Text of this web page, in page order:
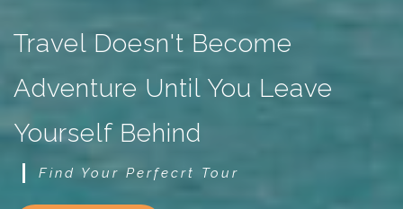
Travel Doesn't Become
Adventure Until You Leave
Yourself Behind
Find Your Perfecrt Tour